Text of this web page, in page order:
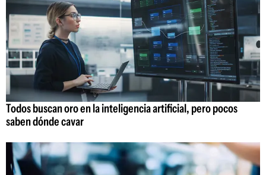
Todos buscan oro en la inteligencia artificial, pero pocos
saben dónde cavar